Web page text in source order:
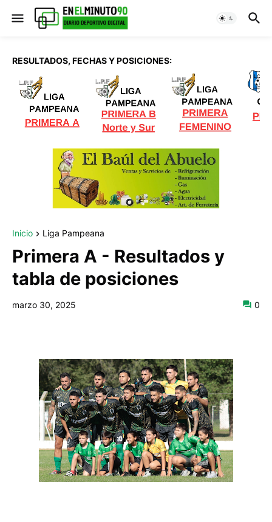
RESULTADOS, FECHAS Y POSICIONES:
Inicio Liga Pampeana
Primera A - Resultados y
tabla de posiciones
marzo 30, 2025 0